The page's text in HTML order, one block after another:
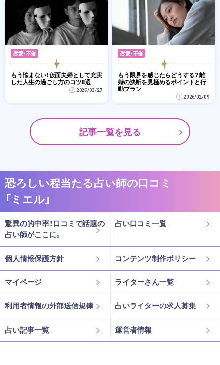
恋愛・不倫
もう悩まない！仮面夫婦として充実
した人生の過ごし方のコツ8選
2025/03/27
恋愛・不倫
もう限界を感じたらどうする？離
婚の決断を見極めるポイントと行
動プラン
2026/02/09
記事一覧を見る
恐ろしい程当たる占い師の口コミ
「ミエル」
驚異の的中率！口コミで話題の
占い師がここに。
占い口コミ一覧
個人情報保護方針 コンテンツ制作ポリシー
マイページ ライターさん一覧
利用者情報の外部送信規律 占いライターの求人募集
占い記事一覧 運営者情報